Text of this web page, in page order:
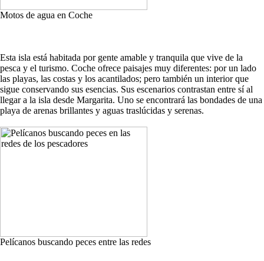
Motos de agua en Coche
Esta isla está habitada por gente amable y tranquila que vive de la
pesca y el turismo. Coche ofrece paisajes muy diferentes: por un lado
las playas, las costas y los acantilados; pero también un interior que
sigue conservando sus esencias. Sus escenarios contrastan entre sí al
llegar a la isla desde Margarita. Uno se encontrará las bondades de una
playa de arenas brillantes y aguas traslúcidas y serenas.
Pelícanos buscando peces entre las redes